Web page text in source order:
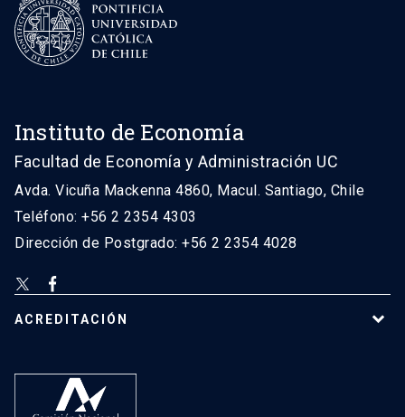
Instituto de Economía
Facultad de Economía y Administración UC
Avda. Vicuña Mackenna 4860, Macul. Santiago, Chile
Teléfono: +56 2 2354 4303
Dirección de Postgrado: +56 2 2354 4028
ACREDITACIÓN